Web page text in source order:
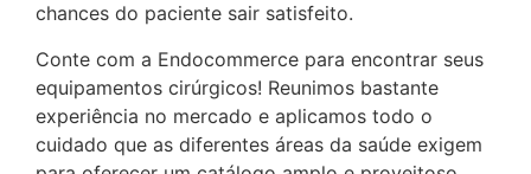
chances do paciente sair satisfeito.
Conte com a Endocommerce para encontrar seus
equipamentos cirúrgicos! Reunimos bastante
experiência no mercado e aplicamos todo o
cuidado que as diferentes áreas da saúde exigem